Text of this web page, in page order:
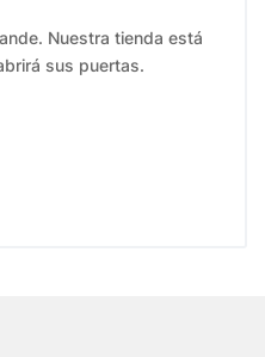
Nuestra tienda está
sus puertas.